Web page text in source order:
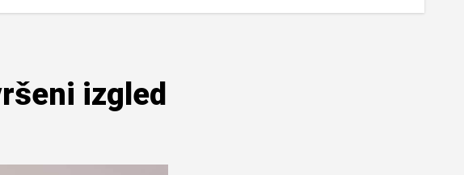
izgled